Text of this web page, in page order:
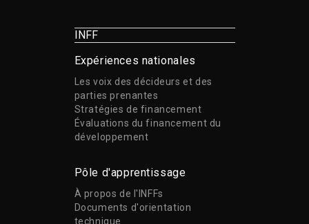
INFF
Expériences nationales
Les voix des décideurs et des
parties prenantes
Stratégies de financement
Évaluations du financement du
développement
Pôle d'apprentissage
À propos de l'INFFs
Documents d'orientation
technique